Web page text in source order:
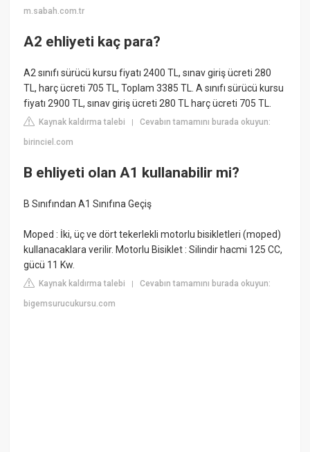
m.sabah.com.tr
A2 ehliyeti kaç para?
A2 sınıfı sürücü kursu fiyatı 2400 TL, sınav giriş ücreti 280
TL, harç ücreti 705 TL, Toplam 3385 TL. A sınıfı sürücü kursu
fiyatı 2900 TL, sınav giriş ücreti 280 TL harç ücreti 705 TL.
Kaynak kaldırma talebi |Cevabın tamamını burada okuyun:
birinciel.com
B ehliyeti olan A1 kullanabilir mi?
B Sınıfından A1 Sınıfına Geçiş
Moped : İki, üç ve dört tekerlekli motorlu bisikletleri (moped)
kullanacaklara verilir. Motorlu Bisiklet : Silindir hacmi 125 CC,
gücü 11 Kw.
Kaynak kaldırma talebi |Cevabın tamamını burada okuyun:
bigemsurucukursu.com